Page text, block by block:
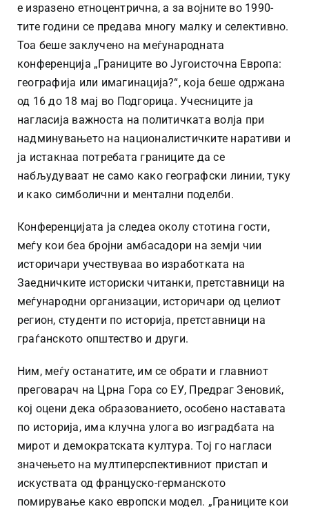
е изразено етноцентрична, а за војните во 1990-
тите години се предава многу малку и селективно.
Тоа беше заклучено на меѓународната
конференција „Границите во Југоисточна Европа:
географија или имагинација?“, која беше одржана
од 16 до 18 мај во Подгорица. Учесниците ја
нагласија важноста на политичката волја при
надминувањето на националистичките наративи и
ја истакнаа потребата границите да се
набљудуваат не само како географски линии, туку
и како симболични и ментални поделби.
Конференцијата ја следеа околу стотина гости,
меѓу кои беа бројни амбасадори на земји чии
историчари учествуваа во изработката на
Заедничките историски читанки, претставници на
меѓународни организации, историчари од целиот
регион, студенти по историја, претставници на
граѓанското општество и други.
Ним, меѓу останатите, им се обрати и главниот
преговарач на Црна Гора со ЕУ, Предраг Зеновиќ,
кој оцени дека образованието, особено наставата
по историја, има клучна улога во изградбата на
мирот и демократската култура. Тој го нагласи
значењето на мултиперспективниот пристап и
искуствата од француско-германското
помирување како европски модел. „Границите кои